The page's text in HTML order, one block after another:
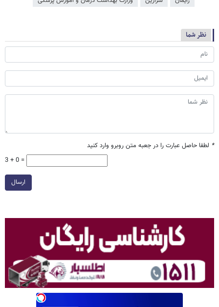
نظر شما
* لطفا حاصل عبارت را در جعبه متن روبرو وارد کنید
3 + 0 =
ارسال